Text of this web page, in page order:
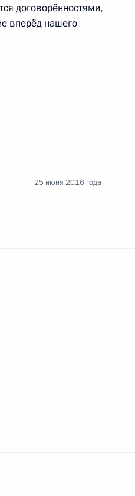
договорённостями,
вперёд нашего
25 июня 2016 года